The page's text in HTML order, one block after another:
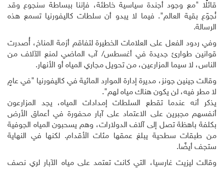
قائلًا "مع وجود أجندة سياسية خاطئة، فإننا ببساطة سنجوع وقد
نُجوّع بقية العالم". فيما لا يبدو أن سلطات كاليفورنيا تسمع هذه
الرسالة.
وفي ردود الفعل على العلامات الخطيرة لتفاقم أزمة المناخ، أُصدرت
قوانين طوارئ جديدة في أغسطس/ آب الماضي لمنع الآلاف من
الناس، لا سيما المزارعين، من تحويل مجاري المياه أو الأنهار.
وقالت جينين جونز، مديرة إدارة الموارد المائية في كاليفورنيا "في عامٍ
لا مطر فيه، لن يكون هناك مياه لهم".
يذكر أنه عندما تقطع السلطات إمدادات المياه، يجد المزارعون
أنفسهم مجبرين على الاعتماد على آبار محفورة في أعماق الأرض
بكلفة باهظة تصل إلى آلاف الدولارات، وهم يسحبون المياه الجوفية
من طبقات سطحية يبلغ عمقها مئات الأقدام. لكنها في النهاية
ستجف أيضًا.
وقالت ليزيت غارسيا، التي كانت تعتمد على مياه الآبار لري نصف